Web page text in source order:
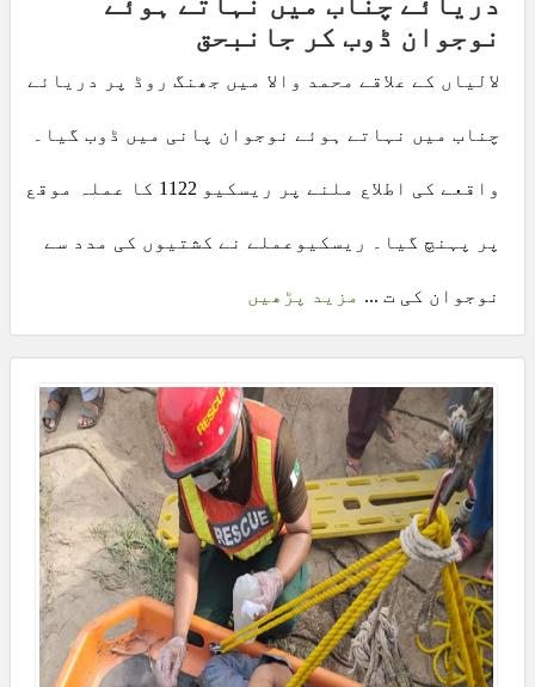
نوجوان ڈوب کر جانبحق
لالیاں کے علاقے محمد والا میں جھنگ روڈ پر دریائے
چناب میں نہاتے ہوئے نوجوان پانی میں ڈوب گیا۔
واقعے کی اطلاع ملنے پر ریسکیو 1122 کا عملہ موقع
پر پہنچ گیا۔ ریسکیوعملے نے کشتیوں کی مدد سے
نوجوان کی ت ... مزید پڑھیں